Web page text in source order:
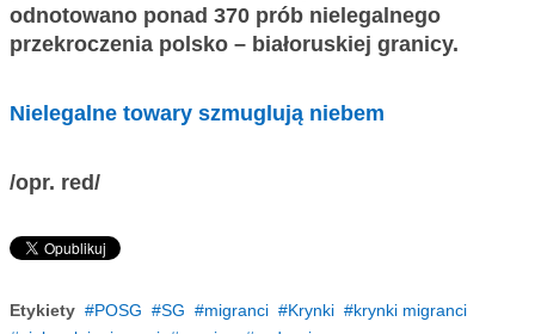
odnotowano ponad 370 prób nielegalnego
przekroczenia polsko – białoruskiej granicy.
Nielegalne towary szmuglują niebem
/opr. red/
Etykiety POSG SG migranci Krynki
krynki migranci